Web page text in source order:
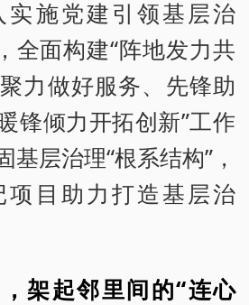
实施党建引领基层治
全面构建“阵地发力共
力做好服务、先锋助
锋倾力开拓创新”工作
层治理“根系结构”，
项目助力打造基层治
架起邻里间的“连心